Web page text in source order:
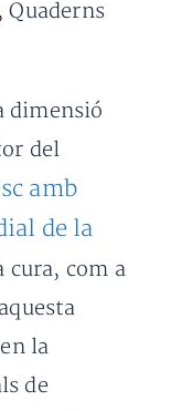
Quaderns
dimensió
del
amb
de la
cura, com a
la
de